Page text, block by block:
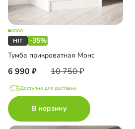
-35%
Тумба прикроватная Монс
6 990 10 750
Доступно для доставки
В корзину